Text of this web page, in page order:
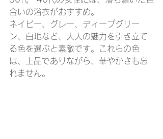
合いの浴衣がおすすめ。
ネイビー、グレー、ディープグリー
ン、白地など、大人の魅力を引き立て
る色を選ぶと素敵です。これらの色
は、上品でありながら、華やかさも忘
れません。